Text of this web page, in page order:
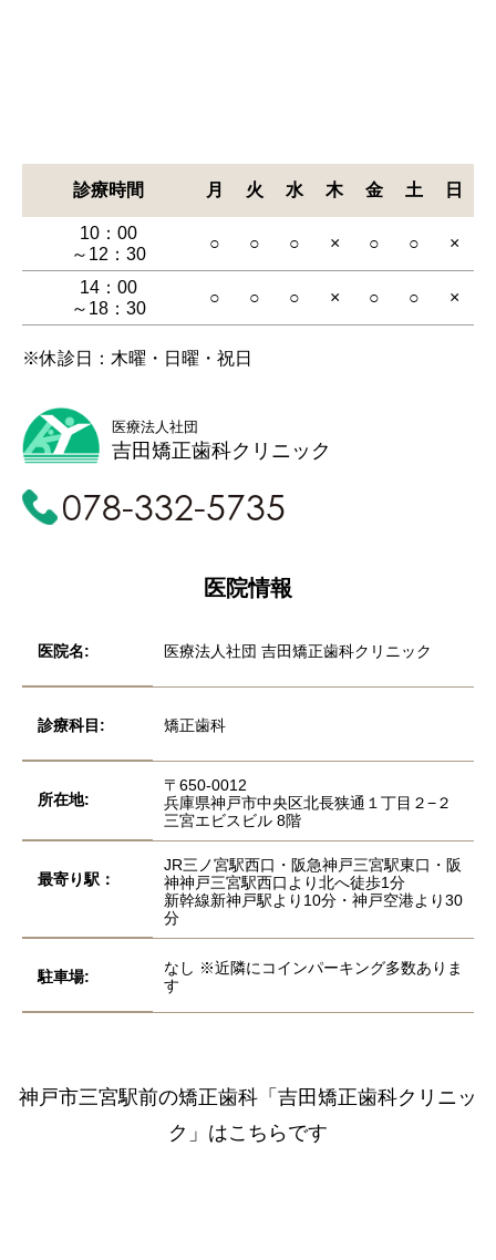
医療法人社団
吉田矯正歯科クリニック
078-332-5735
医院情報
医院名: 医療法人社団 吉田矯正歯科クリニック
診療科目: 矯正歯科
所在地:
〒650-0012
兵庫県神戸市中央区北長狭通１丁目２−２
三宮エビスビル 8階
最寄り駅：
JR三ノ宮駅西口・阪急神戸三宮駅東口・阪
神神戸三宮駅西口より北へ徒歩1分
新幹線新神戸駅より10分・神戸空港より30
分
駐車場:
なし ※近隣にコインパーキング多数ありま
す
診療時間 月 火 水 木 金 土 日
10：00
～12：30
○ ○ ○ × ○ ○ ×
14：00
～18：30
○ ○ ○ × ○ ○ ×
※休診日：木曜・日曜・祝日
神戸市三宮駅前の矯正歯科 「吉田矯正歯科クリニッ
ク」はこちらです